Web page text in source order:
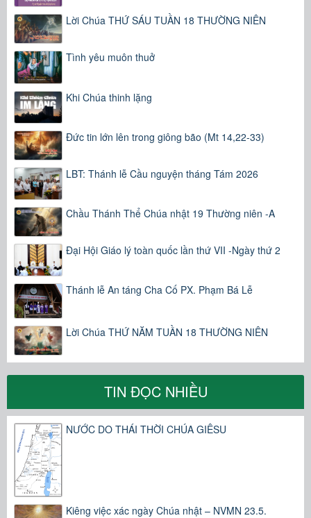
Lời Chúa THỨ SÁU TUẦN 18 THƯỜNG NIÊN
Tình yêu muôn thuở
Khi Chúa thinh lặng
Đức tin lớn lên trong giông bão (Mt 14,22-33)
LBT: Thánh lễ Cầu nguyện tháng Tám 2026
Chầu Thánh Thể Chúa nhật 19 Thường niên -A
Đại Hội Giáo lý toàn quốc lần thứ VII -Ngày thứ 2
Thánh lễ An táng Cha Cố PX. Phạm Bá Lễ
Lời Chúa THỨ NĂM TUẦN 18 THƯỜNG NIÊN
TIN ĐỌC NHIỀU
NƯỚC DO THÁI THỜI CHÚA GIÊSU
Kiêng việc xác ngày Chúa nhật – NVMN 23.5.